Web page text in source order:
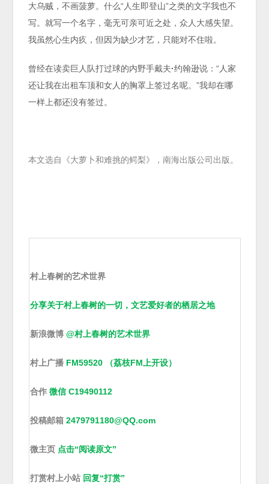
大乌贼，不画菠萝。什么“人生即登山”之类的文字我也不
写。就写一个名字，毫无可亲可近之处，众人大感失望。
我虽然心生内疚，但因为缺少才艺，只能对不住啦。
曾经在读卖巨人队打过球的内野手戴夫·约翰逊说：“人家
还让我在出租车顶和女人的胸罩上签过名呢。”我却在哪
一样上都还没有签过。
本文选自《大萝卜和难挑的鳄梨》，南海出版公司出版。
村上春树的艺术世界
分享关于村上春树的一切，文艺爱好者的栖居之地
新浪微博 @村上春树的艺术世界
村上广播FM59520 （荔枝FM上开设）
合作 微信 C19490112
投稿邮箱 2479791180@QQ.com
微主页 点击“阅读原文”
打赏村上小站 回复“打赏”